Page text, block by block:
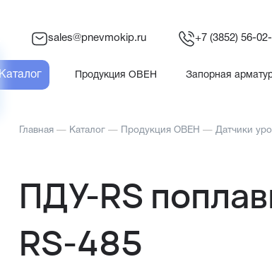
sales@pnevmokip.ru +7 (3852) 56-
Каталог Продукция ОВЕН Запорная
Главная — Каталог — Продукция ОВЕН — Датчики
ПДУ-RS
RS-485